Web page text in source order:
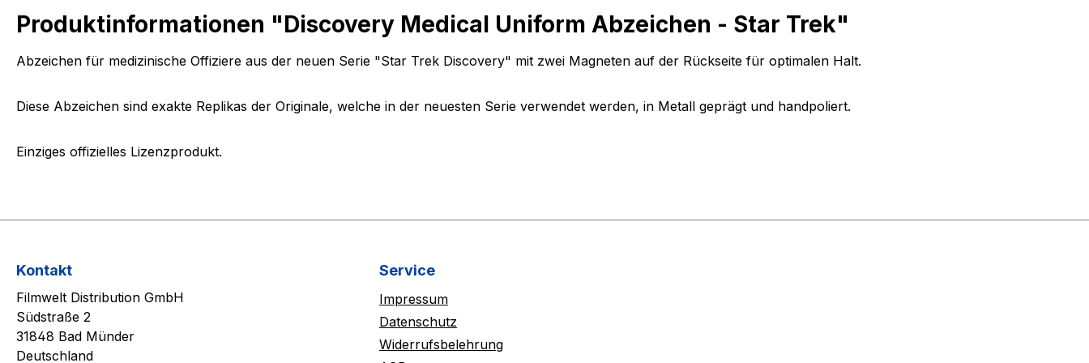
Produktinformationen "Discovery Medical Uniform Abzeichen - Star Trek"
Abzeichen für medizinische Offiziere aus der neuen Serie "Star Trek Discovery" mit zwei Magneten auf der Rückseite für optimalen Halt.
Diese Abzeichen sind exakte Replikas der Originale, welche in der neuesten Serie verwendet werden, in Metall geprägt und handpoliert.
Einziges offizielles Lizenzprodukt.
Kontakt
Filmwelt Distribution GmbH
Südstraße 2
31848 Bad Münder
Deutschland
Service
Impressum
Datenschutz
Widerrufsbelehrung